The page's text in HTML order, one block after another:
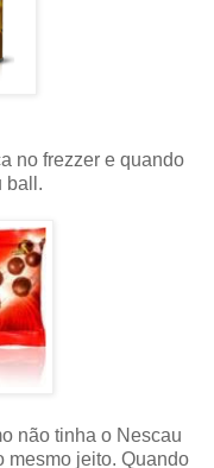
no frezzer e quando
ball.
não tinha o Nescau
mesmo jeito. Quando